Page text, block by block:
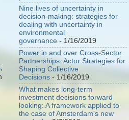
,
Nine lives of uncertainty in
decision-making: strategies for
dealing with uncertainty in
environmental
governance - 1/16/2019
Power in and over Cross-Sector
Partnerships: Actor Strategies for
Shaping Collective
Decisions- 1/16/2019
What makes long-term
investment decisions forward
looking: A framework applied to
the case of Amsterdam's new